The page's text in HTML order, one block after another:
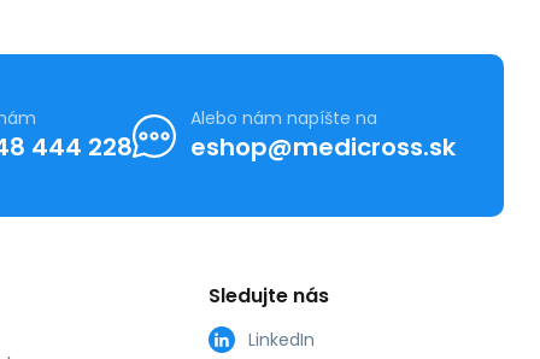
444 228
Alebo nám napíšte na
eshop@medicross.sk
Sledujte nás
LinkedIn